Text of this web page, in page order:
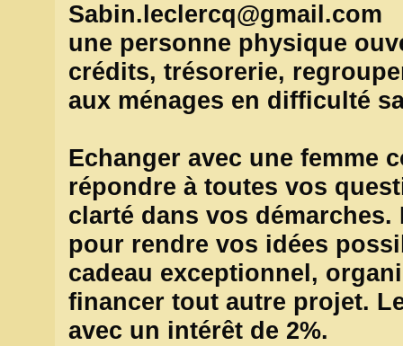
Sabin.leclercq@gmail.com
une personne physique
crédits, trésorerie,
aux ménages en difficulté
Echanger avec une femme
répondre à toutes vos
clarté dans vos
pour rendre vos idées
cadeau exceptionnel,
financer tout autre projet.
avec un intérêt de 2%.